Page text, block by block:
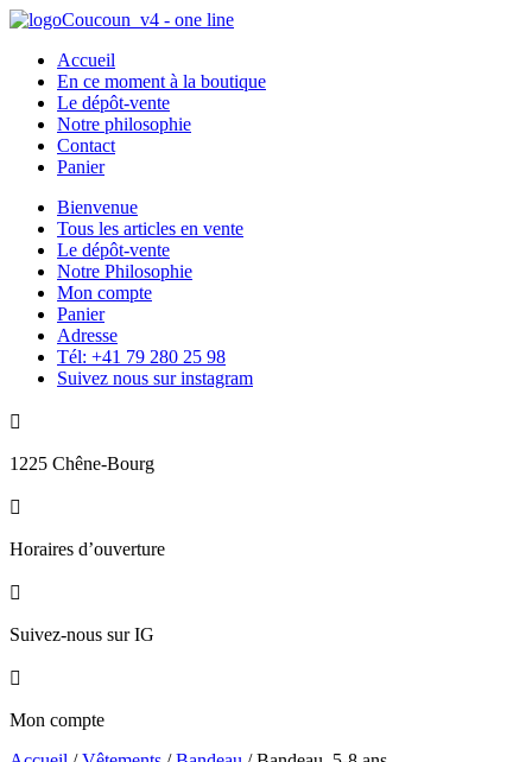
Accueil
En ce moment à la boutique
Le dépôt-vente
Notre philosophie
Contact
Panier
Bienvenue
Tous les articles en vente
Le dépôt-vente
Notre Philosophie
Mon compte
Panier
Adresse
Tél: +41 79 280 25 98
Suivez nous sur instagram

1225 Chêne-Bourg

Horaires d’ouverture

Suivez-nous sur IG

Mon compte